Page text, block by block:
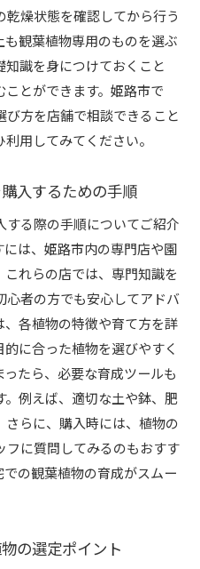
の選び方と育て方
物選びのコツ
育て方ガイド
要なメンテナンスのポイ
ューティング：よくある
するための工夫
られる観葉植物の種類
ショップ特集
物ショップリスト
ョップの特徴とセレクシ
けられるサポート内容
つける希少な品種
入する際のポイント
イベントとワークショッ
い生活へのヒント
生活習慣の提案
燥状態を確認してから行う
観葉植物専用のものを選ぶ
知識を身につけておくこと
とができます。姫路市で
方を店舗で相談できること
用してみてください。
入するための手順
る際の手順についてご紹介
は、姫路市内の専門店や園
れらの店では、専門知識を
心者の方でも安心してアドバ
各植物の特徴や育て方を詳
に合った植物を選びやすく
たら、必要な育成ツールも
例えば、適切な土や鉢、肥
らに、購入時には、植物の
フに質問してみるのもおすす
の観葉植物の育成がスムー
の選定ポイント